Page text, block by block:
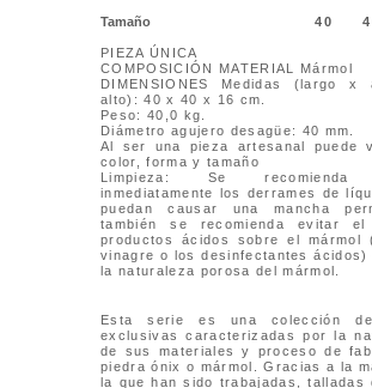
Tamaño 40
PIEZA ÚNICA
COMPOSICIÓN MATERIAL Mármol
DIMENSIONES Medidas (largo x
alto): 40 x 40 x 16 cm.
Peso: 40,0 kg.
Diámetro agujero desagüe: 40 mm.
Al ser una pieza artesanal puede
color, forma y tamaño
Limpieza: Se recomienda
inmediatamente los derrames de
puedan causar una mancha
también se recomienda evitar
productos ácidos sobre el mármol
vinagre o los desinfectantes ácidos)
la naturaleza porosa del mármol.
Esta serie es una colección
exclusivas caracterizadas por la
de sus materiales y proceso de
piedra ónix o mármol. Gracias a la
la que han sido trabajadas, talladas